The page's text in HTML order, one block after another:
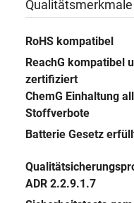
RoHS kompatibel
ReachG kompatibel
zertifiziert
ChemG Einhaltung
Stoffverbote
Batterie Gesetz
ADR 2.2.9.1.7